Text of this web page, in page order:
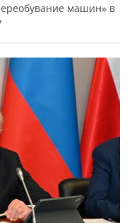
машин» в